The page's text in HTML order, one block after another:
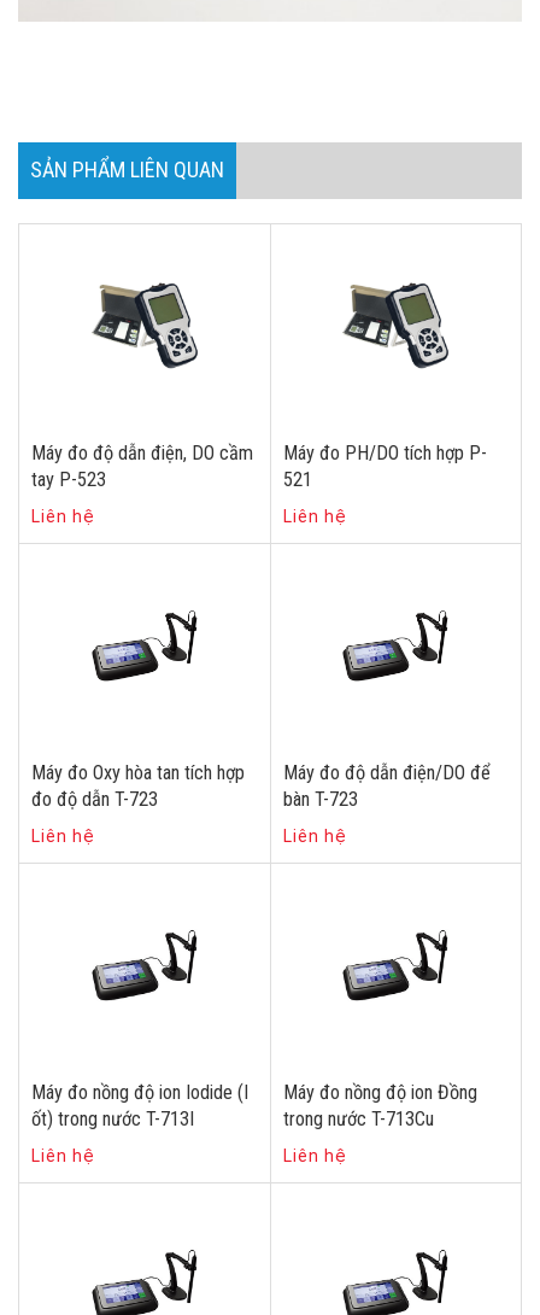
SẢN PHẨM LIÊN QUAN
Máy đo độ dẫn điện, DO cầm
tay P-523
Liên hệ
Máy đo PH/DO tích hợp P-
521
Liên hệ
Máy đo Oxy hòa tan tích hợp
đo độ dẫn T-723
Liên hệ
Máy đo độ dẫn điện/DO để
bàn T-723
Liên hệ
Máy đo nồng độ ion Iodide (I
ốt) trong nước T-713I
Liên hệ
Máy đo nồng độ ion Đồng
trong nước T-713Cu
Liên hệ